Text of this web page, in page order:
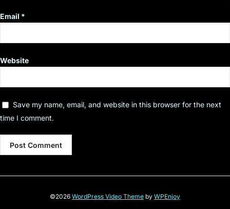
Email *
Website
Save my name, email, and website in this browser for the next
time I comment.
©2026 WordPress Video Theme by WPEnjoy